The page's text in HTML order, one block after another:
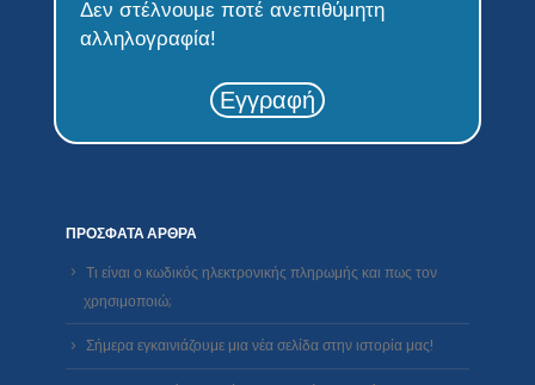
Δεν στέλνουμε ποτέ ανεπιθύμητη
αλληλογραφία!
Εγγραφή
ΠΡΌΣΦΑΤΑ ΆΡΘΡΑ
Τι είναι ο κωδικός ηλεκτρονικής πληρωμής και πως τον
χρησιμοποιώ;
Σήμερα εγκαινιάζουμε μια νέα σελίδα στην ιστορία μας!